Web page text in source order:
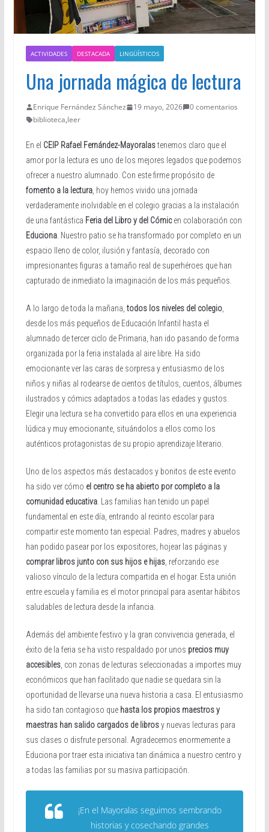
ACTIVIDADES DESTACADA LINGÜÍSTICOS
Una jornada mágica de lectura
Enrique Fernández Sánchez 19 mayo, 2026
0 comentarios
biblioteca,leer
En el CEIP Rafael Fernández-Mayoralastenemos claro que el
amor por la lectura es uno de los mejores legados que podemos
ofrecer a nuestro alumnado. Con este firme propósito de
fomento a la lectura, hoy hemos vivido una jornada
verdaderamente inolvidable en el colegio gracias a la instalación
de una fantástica Feria del Libro y del Cómicen colaboración con
Educiona. Nuestro patio se ha transformado por completo en un
espacio lleno de color, ilusión y fantasía, decorado con
impresionantes figuras a tamaño real de superhéroes que han
capturado de inmediato la imaginación de los más pequeños.
A lo largo de toda la mañana, todos los niveles del colegio,
desde los más pequeños de Educación Infantil hasta el
alumnado de tercer ciclo de Primaria, han ido pasando de forma
organizada por la feria instalada al aire libre. Ha sido
emocionante ver las caras de sorpresa y entusiasmo de los
niños y niñas al rodearse de cientos de títulos, cuentos, álbumes
ilustrados y cómics adaptados a todas las edades y gustos.
Elegir una lectura se ha convertido para ellos en una experiencia
lúdica y muy emocionante, situándolos a ellos como los
auténticos protagonistas de su propio aprendizaje literario.
Uno de los aspectos más destacados y bonitos de este evento
ha sido ver cómo el centro se ha abierto por completo a la
comunidad educativa. Las familias han tenido un papel
fundamental en este día, entrando al recinto escolar para
compartir este momento tan especial. Padres, madres y abuelos
han podido pasear por los expositores, hojear las páginas y
comprar libros junto con sus hijos e hijas, reforzando ese
valioso vínculo de la lectura compartida en el hogar. Esta unión
entre escuela y familia es el motor principal para asentar hábitos
saludables de lectura desde la infancia.
Además del ambiente festivo y la gran convivencia generada, el
éxito de la feria se ha visto respaldado por unos precios muy
accesibles, con zonas de lecturas seleccionadas a importes muy
económicos que han facilitado que nadie se quedara sin la
oportunidad de llevarse una nueva historia a casa. El entusiasmo
ha sido tan contagioso que hasta los propios maestros y
maestras han salido cargados de librosy nuevas lecturas para
sus clases o disfrute personal. Agradecemos enormemente a
Educiona por traer esta iniciativa tan dinámica a nuestro centro y
a todas las familias por su masiva participación.
¡En el Mayoralas seguimos sembrando
historias y cosechando grandes